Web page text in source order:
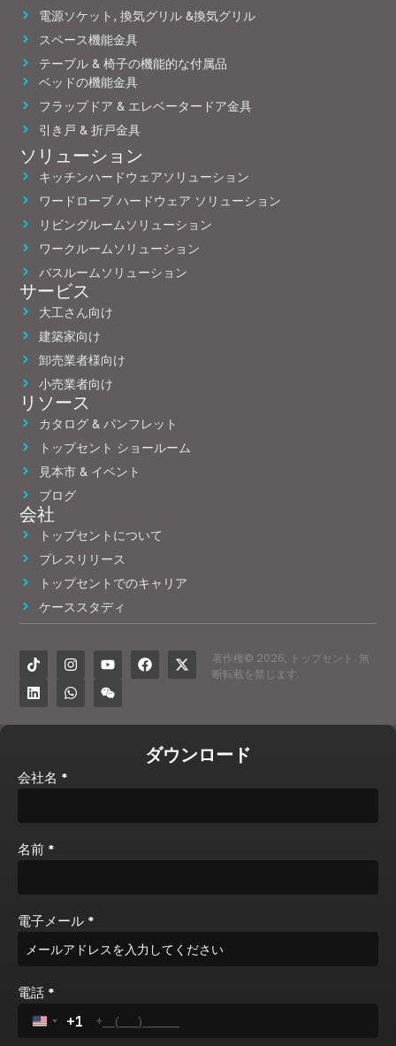
電源ソケット, 換気グリル &換気グリル
スペース機能金具
テーブル & 椅子の機能的な付属品
ベッドの機能金具
フラップドア & エレベータードア金具
引き戸 & 折戸金具
ソリューション
キッチンハードウェアソリューション
ワードローブ ハードウェア ソリューション
リビングルームソリューション
ワークルームソリューション
バスルームソリューション
サービス
大工さん向け
建築家向け
卸売業者様向け
小売業者向け
リソース
カタログ & パンフレット
トップセント ショールーム
見本市 & イベント
ブログ
会社
トップセントについて
プレスリリース
トップセントでのキャリア
ケーススタディ
著作権© 2026, トップセント. 無
断転載を禁じます.
ダウンロード
会社名 *
名前 *
電子メール *
電話 *
United States +1
+1